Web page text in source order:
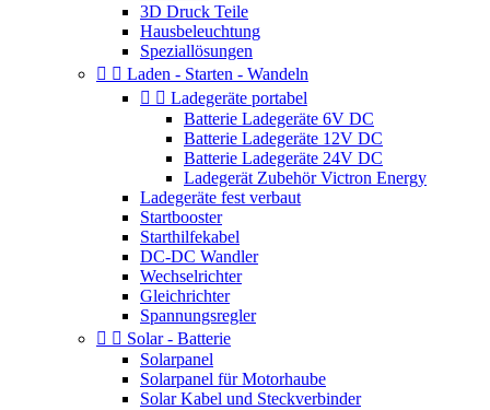
3D Druck Teile
Hausbeleuchtung
Speziallösungen
  Laden - Starten - Wandeln
  Ladegeräte portabel
Batterie Ladegeräte 6V DC
Batterie Ladegeräte 12V DC
Batterie Ladegeräte 24V DC
Ladegerät Zubehör Victron Energy
Ladegeräte fest verbaut
Startbooster
Starthilfekabel
DC-DC Wandler
Wechselrichter
Gleichrichter
Spannungsregler
  Solar - Batterie
Solarpanel
Solarpanel für Motorhaube
Solar Kabel und Steckverbinder